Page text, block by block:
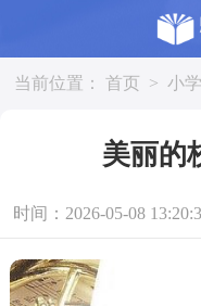
当前位置： 首页 > 小
美丽的
时间：2026-05-08